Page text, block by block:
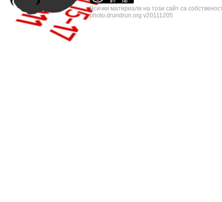
Всички материали на този сайт са
photo.drundrun.org v20111205